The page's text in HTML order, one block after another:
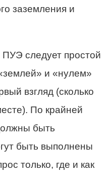
заземления и
следует простой
и «нулем»
взгляд (сколько
По крайней
быть
быть выполнены
только, где и как